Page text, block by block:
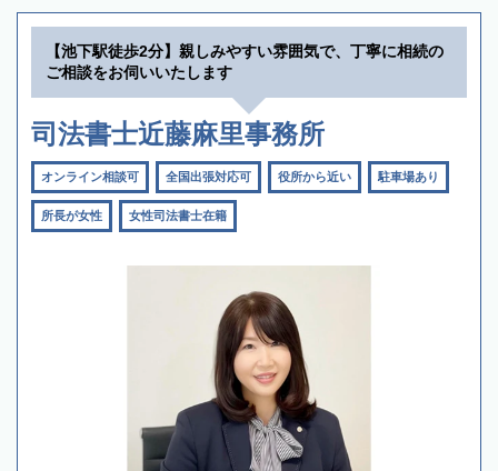
【池下駅徒歩2分】親しみやすい雰囲気で、丁寧に相続の
ご相談をお伺いいたします
司法書士近藤麻里事務所
オンライン相談可 全国出張対応可 役所から近い 駐車場あり
所長が女性 女性司法書士在籍